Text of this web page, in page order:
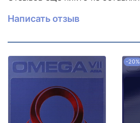
Жесткость: Средняя
Написать отзыв
-20%